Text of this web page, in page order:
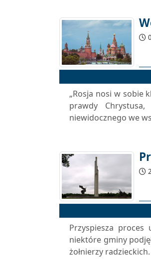
„Rosja nosi w sobie
prawdy
niewidocznego we
Przyspiesza
niektóre gminy
żołnierzy